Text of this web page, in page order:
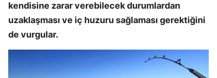
kendisine zarar verebilecek durumlardan
uzaklaşması ve iç huzuru sağlaması gerektiğini
de vurgular.